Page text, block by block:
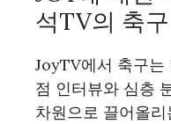
석TV의 축
JoyTV에서 축구는
점 인터뷰와 심층
차원으로 끌어올